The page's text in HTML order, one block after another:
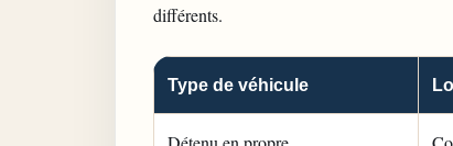
différents.
Type de véhicule